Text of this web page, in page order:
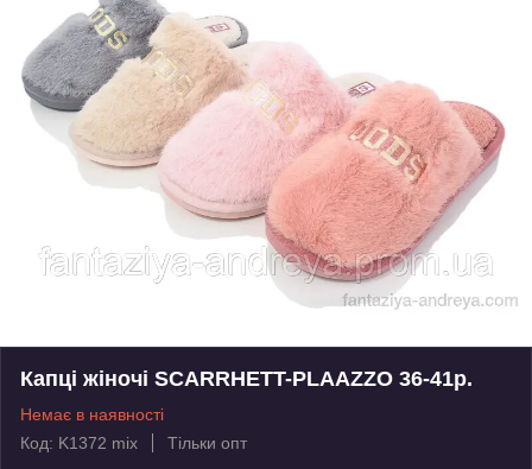
Капці жіночі SCARRHETT-PLAAZZO 36-41р.
Немає в наявності
Код: K1372 mix
Тільки опт